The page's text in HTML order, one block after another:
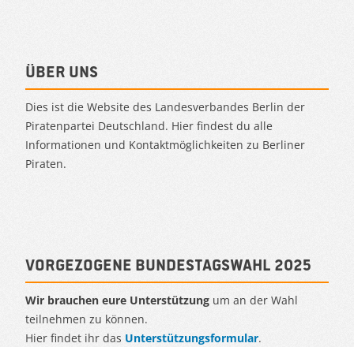
Über uns
Dies ist die Website des Landesverbandes Berlin der
Piratenpartei Deutschland. Hier findest du alle
Informationen und Kontaktmöglichkeiten zu Berliner
Piraten.
Vorgezogene Bundestagswahl 2025
Wir brauchen eure Unterstützung um an der Wahl
teilnehmen zu können.
Hier findet ihr das Unterstützungsformular.